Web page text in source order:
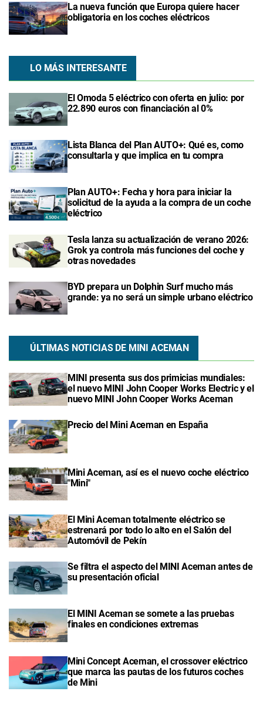
La nueva función que Europa quiere hacer
obligatoria en los coches eléctricos
LO MÁS INTERESANTE
El Omoda 5 eléctrico con oferta en julio: por
22.890 euros con financiación al 0%
Lista Blanca del Plan AUTO+: Qué es, como
consultarla y que implica en tu compra
Plan AUTO+: Fecha y hora para iniciar la
solicitud de la ayuda a la compra de un coche
eléctrico
Tesla lanza su actualización de verano 2026:
Grok ya controla más funciones del coche y
otras novedades
BYD prepara un Dolphin Surf mucho más
grande: ya no será un simple urbano eléctrico
ÚLTIMAS NOTICIAS DE MINI ACEMAN
MINI presenta sus dos primicias mundiales:
el nuevo MINI John Cooper Works Electric y el
nuevo MINI John Cooper Works Aceman
Precio del Mini Aceman en España
Mini Aceman, así es el nuevo coche eléctrico
"Mini"
El Mini Aceman totalmente eléctrico se
estrenará por todo lo alto en el Salón del
Automóvil de Pekín
Se filtra el aspecto del MINI Aceman antes de
su presentación oficial
El MINI Aceman se somete a las pruebas
finales en condiciones extremas
Mini Concept Aceman, el crossover eléctrico
que marca las pautas de los futuros coches
de Mini